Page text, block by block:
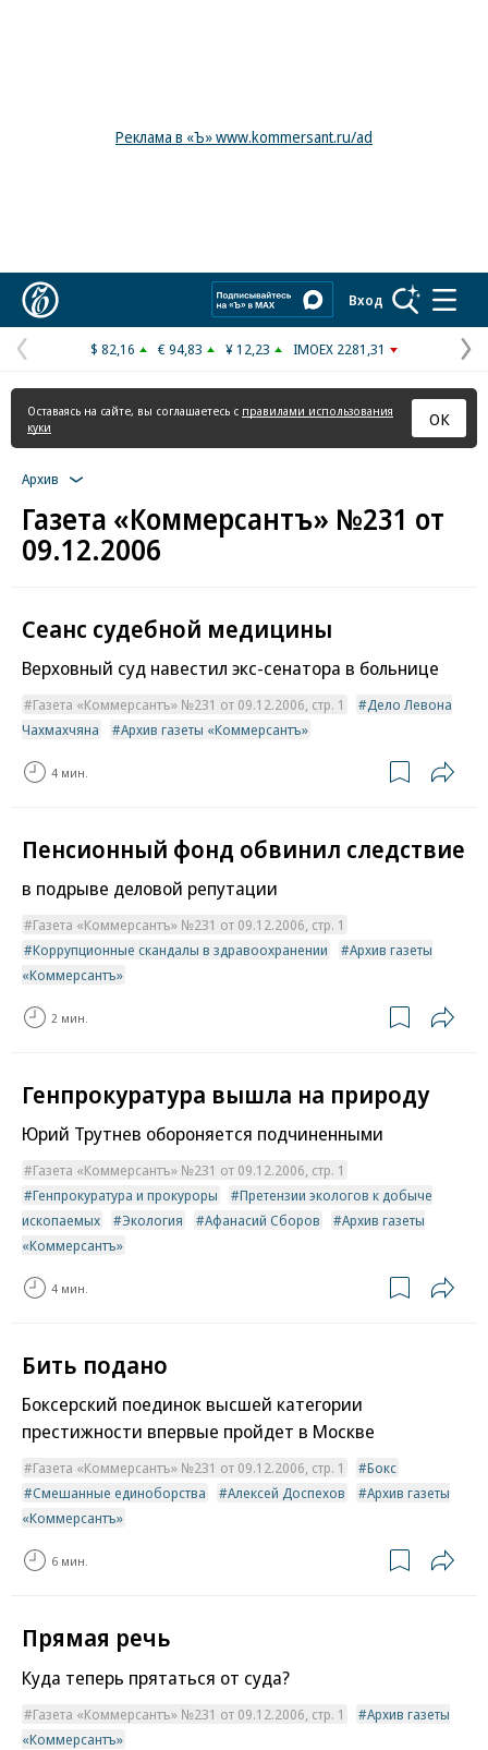
Реклама в «Ъ» www.kommersant.ru/ad
Вход
Предыдущая
страница
$ 82,16 € 94,83 ¥ 12,23 IMOEX 2281,31
Оставаясь на сайте, вы соглашаетесь с правилами использования
куки
ОК
Архив
Газета «Коммерсантъ» №231 от
09.12.2006
Сеанс судебной медицины
Верховный суд навестил экс-сенатора в больнице
Газета «Коммерсантъ» №231 от 09.12.2006, стр. 1
Дело Левона
Чахмахчяна
Архив газеты «Коммерсантъ»
4 мин.
Пенсионный фонд обвинил следствие
в подрыве деловой репутации
Газета «Коммерсантъ» №231 от 09.12.2006, стр. 1
Коррупционные скандалы в здравоохранении
Архив газеты
«Коммерсантъ»
2 мин.
Генпрокуратура вышла на природу
Юрий Трутнев обороняется подчиненными
Газета «Коммерсантъ» №231 от 09.12.2006, стр. 1
Генпрокуратура и прокуроры
Претензии экологов к добыче
ископаемых
Экология Афанасий Сборов
Архив газеты
«Коммерсантъ»
4 мин.
Бить подано
Боксерский поединок высшей категории
престижности впервые пройдет в Москве
Газета «Коммерсантъ» №231 от 09.12.2006, стр. 1
Бокс
Смешанные единоборства
Алексей Доспехов
Архив газеты
«Коммерсантъ»
6 мин.
Прямая речь
Куда теперь прятаться от суда?
Газета «Коммерсантъ» №231 от 09.12.2006, стр. 1
Архив газеты
«Коммерсантъ»